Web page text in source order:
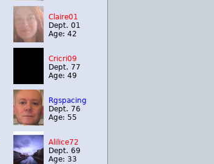
Claire01
Dept. 01
Age: 42
Cricri09
Dept. 77
Age: 49
Rgspacing
Dept. 76
Age: 55
Alilice72
Dept. 69
Age: 33